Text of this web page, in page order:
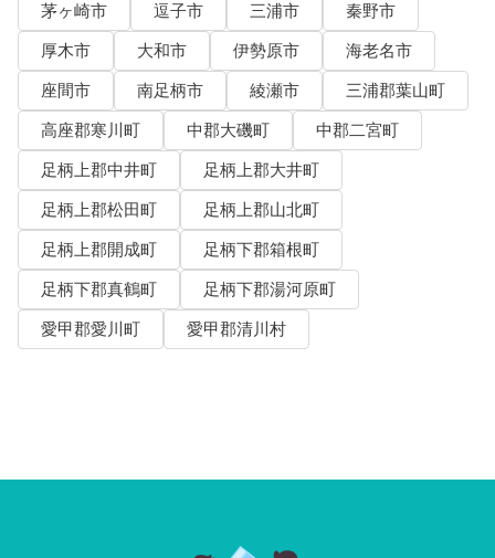
茅ヶ崎市
逗子市 三浦市
秦野市
厚木市
大和市 伊勢原市
海老名市
座間市
南足柄市 綾瀬市
三浦郡葉山町
高座郡寒川町
中郡大磯町
中郡二宮町
足柄上郡中井町
足柄上郡大井町
足柄上郡松田町
足柄上郡山北町
足柄上郡開成町
足柄下郡箱根町
足柄下郡真鶴町
足柄下郡湯河原町
愛甲郡愛川町
愛甲郡清川村